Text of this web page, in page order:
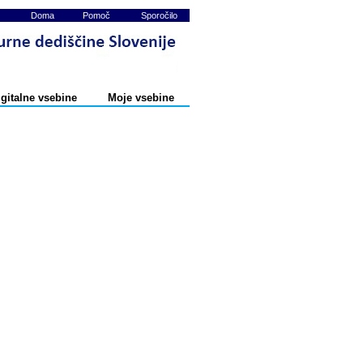
Doma Pomoč Sporočilo
vsebine Moje vsebine